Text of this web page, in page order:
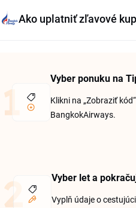
Ako uplatniť zľavové
Vyber ponuku na
Klikni na „Zobraziť
BangkokAirways.
Vyber let a
Vyplň údaje o